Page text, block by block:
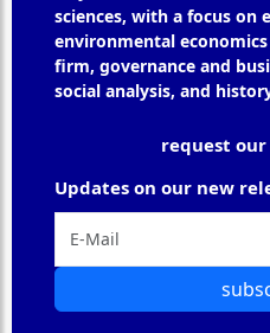
sciences, with a focus on
environmental
firm, governance and
social analysis, and
request
Updates on our new